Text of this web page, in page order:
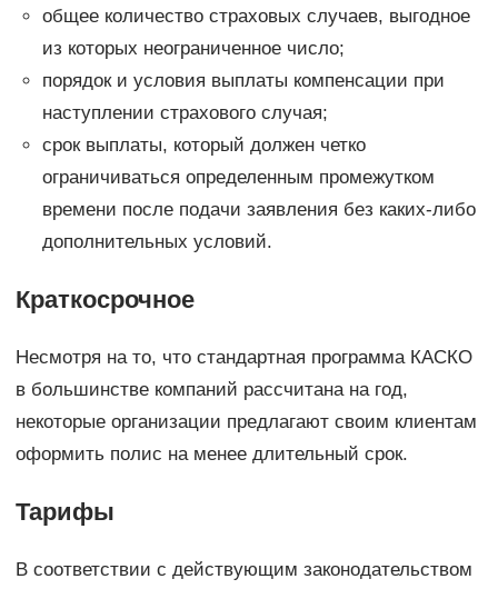
общее количество страховых случаев, выгодное
из которых неограниченное число;
порядок и условия выплаты компенсации при
наступлении страхового случая;
срок выплаты, который должен четко
ограничиваться определенным промежутком
времени после подачи заявления без каких-либо
дополнительных условий.
Краткосрочное
Несмотря на то, что стандартная программа КАСКО
в большинстве компаний рассчитана на год,
некоторые организации предлагают своим клиентам
оформить полис на менее длительный срок.
Тарифы
В соответствии с действующим законодательством